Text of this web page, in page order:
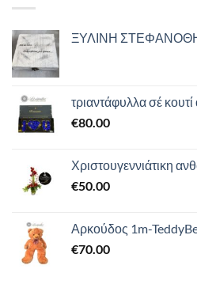
ΞΥΛΙΝΗ
τριαντάφυλλα σέ
€80.00
Χριστουγεννιάτικη
€50.00
Αρκούδος 1m-
€70.00